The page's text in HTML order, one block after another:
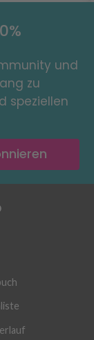
und
zu
speziellen